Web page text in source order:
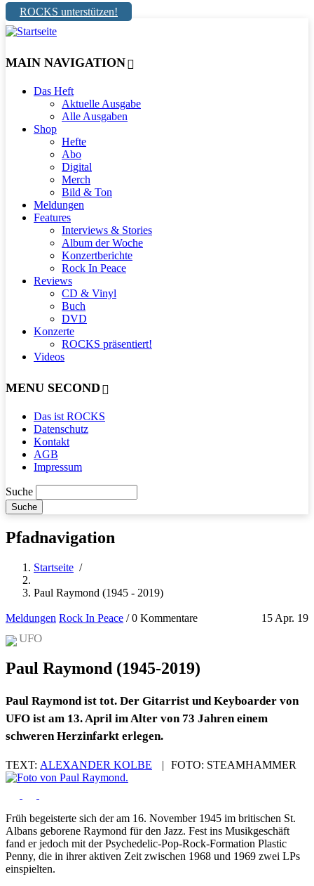
ROCKS unterstützen!
MAIN NAVIGATION
Das Heft
Aktuelle Ausgabe
Alle Ausgaben
Shop
Hefte
Abo
Digital
Merch
Bild & Ton
Meldungen
Features
Interviews & Stories
Album der Woche
Konzertberichte
Rock In Peace
Reviews
CD & Vinyl
Buch
DVD
Konzerte
ROCKS präsentiert!
Videos
MENU SECOND
Das ist ROCKS
Datenschutz
Kontakt
AGB
Impressum
Suche
Pfadnavigation
Startseite /
Paul Raymond (1945 - 2019)
Meldungen Rock In Peace 15 Apr. 19
/0 Kommentare
UFO
Paul Raymond (1945-2019)
Paul Raymond ist tot. Der Gitarrist und Keyboarder von
UFO ist am 13. April im Alter von 73 Jahren einem
schweren Herzinfarkt erlegen.
TEXT: ALEXANDER KOLBE | FOTO: STEAMHAMMER
Früh begeisterte sich der am 16. November 1945 im britischen St.
Albans geborene Raymond für den Jazz. Fest ins Musikgeschäft
fand er jedoch mit der Psychedelic-Pop-Rock-Formation Plastic
Penny, die in ihrer aktiven Zeit zwischen 1968 und 1969 zwei LPs
einspielten.